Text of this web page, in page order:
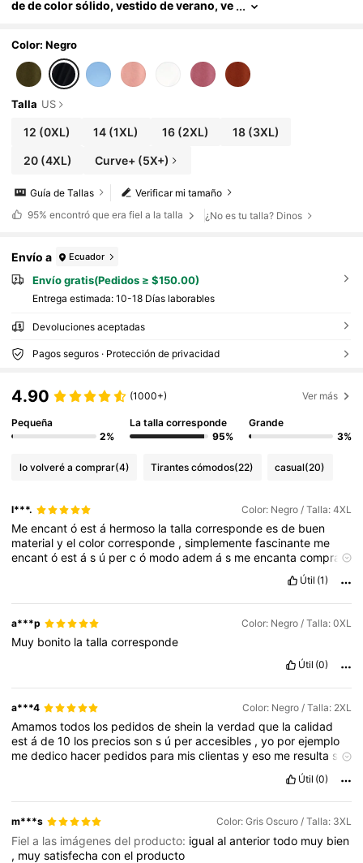
de de color sólido, vestido de verano, ve
ujer, vestidos casuales para mujer
Color: Negro
Talla US
12 (0XL) 14 (1XL) 16(2XL) 18(3XL)
20(4XL) Curve+ (5X+)
Verificar mi tamaño
Guía de Tallas
95% encontró que era fiel a la talla ¿No es tu talla? Dinos
Envío a Ecuador
Envío gratis(Pedidos ≥ $150.00)
Entrega estimada: 10-18 Días laborables
Devoluciones aceptadas
Pagos seguros · Protección de privacidad
4.90 (1000+) Ver más
Pequeña
2%
La talla corresponde
95%
Grande
3%
lo volveré a comprar(4) Tirantes cómodos(22) casual(20)
l***. Color: Negro / Talla: 4XL
Meencantóestá hermoso latallacorrespondeesde buen
materialyelcolorcorresponde ,simplementefascinante me
encantóestás ú percó modoademás meencantacomprar
♥️♥️♥️♥️♥️♥️🦋🦋🦋🦋🦋🦋🦋🦋🦋🦋🦋♥️♥️♥️♥️♥️
😱😱😱😱😱😱😱♥️♥️♥️♥️♥️♥️♥️♥️🦋🦋🦋🦋🦋😱😱😱😱😱😱😱
♥️♥️♥️♥️♥️♥️♥️♥️🦋🦋🦋🦋🦋🦋🦋♥️♥️♥️♥️♥️♥️♥️♥️♥️♥️♥️🦋🦋🦋
Útil (1)
a***p Color: Negro / Talla: 0XL
Muy bonito latallacorresponde
Útil (0)
a***4 Color: Negro / Talla: 2XL
Amamostodos los pedidosdeshein laverdadque lacalidad
estáde10 los preciossons ú peraccesibles ,yo porejemplo
mededico hacer pedidos para misclientasyeso me resulta s ú
ganancia
ayuda mucho
las
medidasyloscolores.
Útil (0)
m***s Color: Gris Oscuro / Talla: 3XL
Fiel a las imágenes del producto: igualalanteriortodo muy bien
, muysatisfechaconel producto